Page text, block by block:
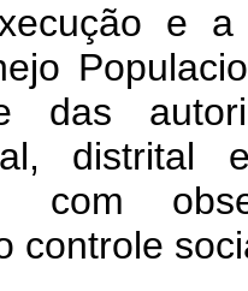
e a
das
distrital
com
controle